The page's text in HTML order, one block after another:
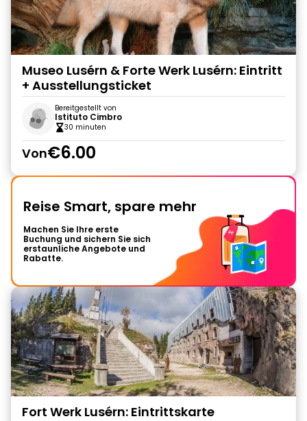
Museo Lusérn & Forte Werk Lusérn: Eintritt
+ Ausstellungsticket
Bereitgestellt von
Istituto Cimbro
30 minuten
Von€6.00
Reise Smart, spare mehr
Machen Sie Ihre erste
Buchung und sichern Sie sich
erstaunliche Angebote und
Rabatte.
Fort Werk Lusérn: Eintrittskarte